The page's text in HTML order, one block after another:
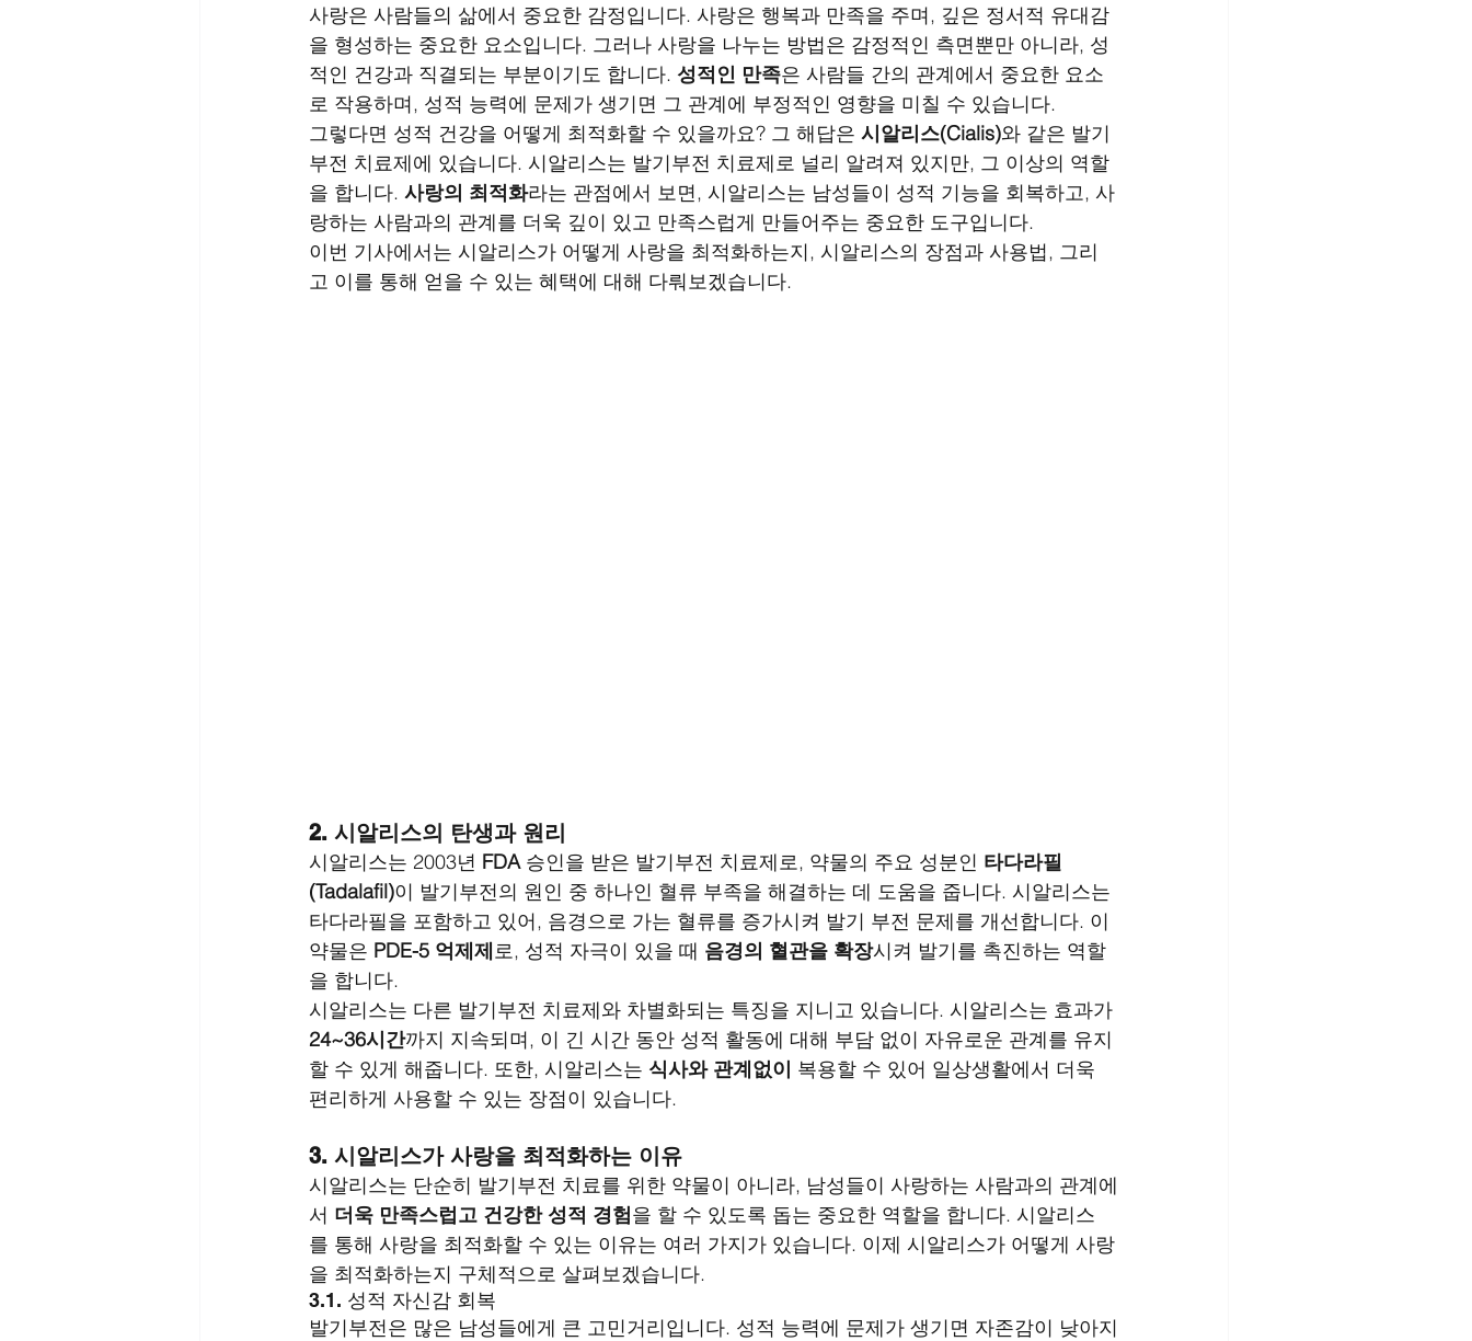
사랑은 사람들의 삶에서 중요한 감정입니다. 사랑은 행복과 만족을 주며, 깊은 정서적 유대감
을 형성하는 중요한 요소입니다. 그러나 사랑을 나누는 방법은 감정적인 측면뿐만 아니라, 성
적인 건강과 직결되는 부분이기도 합니다. 성적인 만족은 사람들 간의 관계에서 중요한 요소
로 작용하며, 성적 능력에 문제가 생기면 그 관계에 부정적인 영향을 미칠 수 있습니다.
그렇다면 성적 건강을 어떻게 최적화할 수 있을까요? 그 해답은 시알리스(Cialis)와 같은 발기
부전 치료제에 있습니다. 시알리스는 발기부전 치료제로 널리 알려져 있지만, 그 이상의 역할
을 합니다. 사랑의 최적화라는 관점에서 보면, 시알리스는 남성들이 성적 기능을 회복하고, 사
랑하는 사람과의 관계를 더욱 깊이 있고 만족스럽게 만들어주는 중요한 도구입니다.
이번 기사에서는 시알리스가 어떻게 사랑을 최적화하는지, 시알리스의 장점과 사용법, 그리
고 이를 통해 얻을 수 있는 혜택에 대해 다뤄보겠습니다.
2. 시알리스의 탄생과 원리
시알리스는 2003년 FDA 승인을 받은 발기부전 치료제로, 약물의 주요 성분인 타다라필
(Tadalafil)이 발기부전의 원인 중 하나인 혈류 부족을 해결하는 데 도움을 줍니다. 시알리스는
타다라필을 포함하고 있어, 음경으로 가는 혈류를 증가시켜 발기 부전 문제를 개선합니다. 이
약물은 PDE-5 억제제로, 성적 자극이 있을 때 음경의 혈관을 확장시켜 발기를 촉진하는 역할
을 합니다.
시알리스는 다른 발기부전 치료제와 차별화되는 특징을 지니고 있습니다. 시알리스는 효과가
24~36시간까지 지속되며, 이 긴 시간 동안 성적 활동에 대해 부담 없이 자유로운 관계를 유지
할 수 있게 해줍니다. 또한, 시알리스는 식사와 관계없이 복용할 수 있어 일상생활에서 더욱
편리하게 사용할 수 있는 장점이 있습니다.
3. 시알리스가 사랑을 최적화하는 이유
시알리스는 단순히 발기부전 치료를 위한 약물이 아니라, 남성들이 사랑하는 사람과의 관계에
서 더욱 만족스럽고 건강한 성적 경험을 할 수 있도록 돕는 중요한 역할을 합니다. 시알리스
를 통해 사랑을 최적화할 수 있는 이유는 여러 가지가 있습니다. 이제 시알리스가 어떻게 사랑
을 최적화하는지 구체적으로 살펴보겠습니다.
3.1. 성적 자신감 회복
발기부전은 많은 남성들에게 큰 고민거리입니다. 성적 능력에 문제가 생기면 자존감이 낮아지